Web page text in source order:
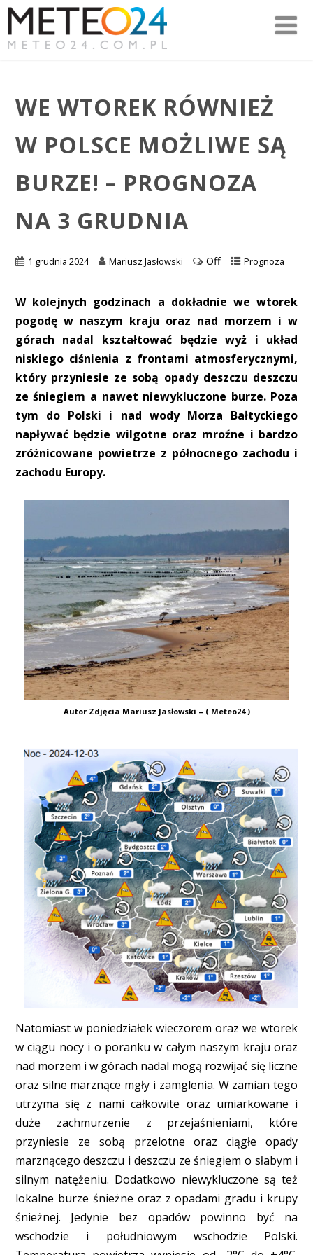
WE WTOREK RÓWNIEŻ
W POLSCE MOŻLIWE SĄ
BURZE! – PROGNOZA
NA 3 GRUDNIA
1 grudnia 2024 Mariusz Jasłowski Off Prognoza
W kolejnych godzinach a dokładnie we wtorek
pogodę w naszym kraju oraz nad morzem i w
górach nadal kształtować będzie wyż i układ
niskiego ciśnienia z frontami atmosferycznymi,
który przyniesie ze sobą opady deszczu deszczu
ze śniegiem a nawet niewykluczone burze. Poza
tym do Polski i nad wody Morza Bałtyckiego
napływać będzie wilgotne oraz mroźne i bardzo
zróżnicowane powietrze z północnego zachodu i
zachodu Europy.
Autor Zdjęcia Mariusz Jasłowski – ( Meteo24 )
Natomiast w poniedziałek wieczorem oraz we wtorek
w ciągu nocy i o poranku w całym naszym kraju oraz
nad morzem i w górach nadal mogą rozwijać się liczne
oraz silne marznące mgły i zamglenia. W zamian tego
utrzyma się z nami całkowite oraz umiarkowane i
duże zachmurzenie z przejaśnieniami, które
przyniesie ze sobą przelotne oraz ciągłe opady
marznącego deszczu i deszczu ze śniegiem o słabym i
silnym natężeniu. Dodatkowo niewykluczone są też
lokalne burze śnieżne oraz z opadami gradu i krupy
śnieżnej. Jedynie bez opadów powinno być na
wschodzie i południowym wschodzie Polski.